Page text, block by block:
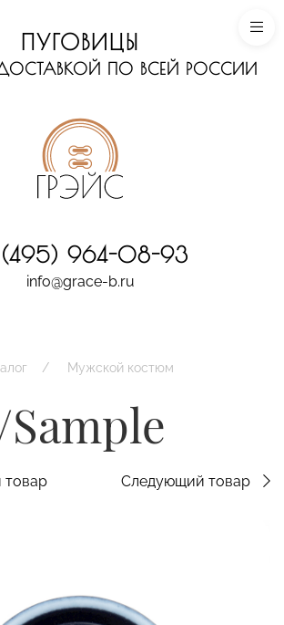
ПУГОВИЦЫ
ПО ВСЕЙ РОССИИ
(495) 964-08-93
info@grace-b.ru
Мужской костюм
Следующий товар